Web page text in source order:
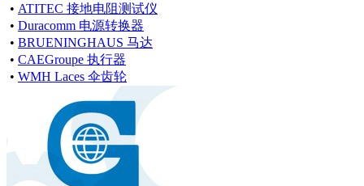
• ATITEC 接地电阻测试仪
• Duracomm 电源转换器
• BRUENINGHAUS 马达
• CAEGroupe 执行器
• WMH Laces 伞齿轮